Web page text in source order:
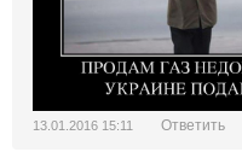
13.01.2016 15:11 Ответить